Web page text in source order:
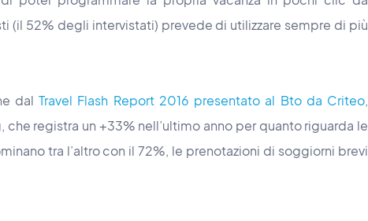
(il 52% degli intervistati) prevede di utilizzare sempre di più
dal Travel Flash Report 2016 presentato al Bto da Criteo,
registra un +33% nell’ultimo anno per quanto riguarda le
tra l’altro con il 72%, le prenotazioni di soggiorni brevi